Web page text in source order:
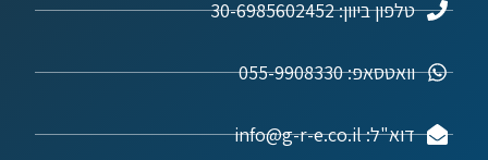
טלפון ביוון: 30-6985602452
וואטסאפ: 055-9908330
דוא"ל: info@g-r-e.co.il